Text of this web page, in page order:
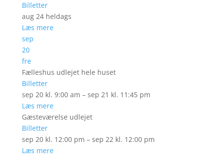
Billetter
aug 24 heldags
Læs mere
sep
20
fre
Fælleshus udlejet hele huset
Billetter
sep 20 kl. 9:00 am – sep 21 kl. 11:45 pm
Læs mere
Gæsteværelse udlejet
Billetter
sep 20 kl. 12:00 pm – sep 22 kl. 12:00 pm
Læs mere